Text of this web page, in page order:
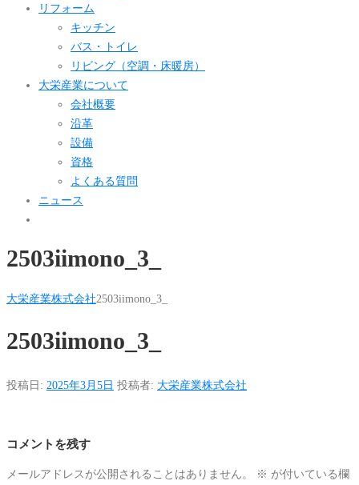
リフォーム
キッチン
バス・トイレ
リビング（空調・床暖房）
大栄産業について
会社概要
沿革
設備
資格
よくある質問
ニュース
2503iimono_3_
大栄産業株式会社2503iimono_3_
2503iimono_3_
投稿日: 2025年3月5日 投稿者: 大栄産業株式会社
コメントを残す
メールアドレスが公開されることはありません。 ※ が付いている欄